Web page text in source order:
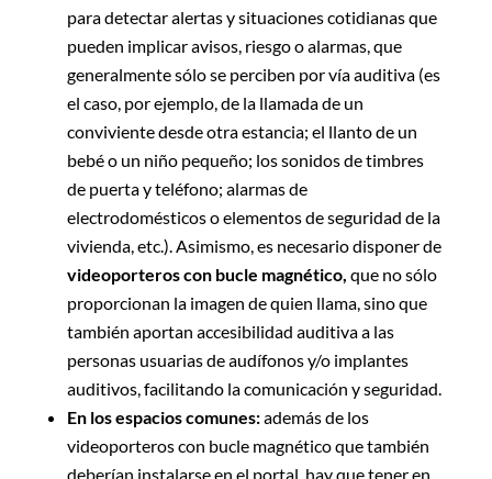
para detectar alertas y situaciones cotidianas que
pueden implicar avisos, riesgo o alarmas, que
generalmente sólo se perciben por vía auditiva (es
el caso, por ejemplo, de la llamada de un
conviviente desde otra estancia; el llanto de un
bebé o un niño pequeño; los sonidos de timbres
de puerta y teléfono; alarmas de
electrodomésticos o elementos de seguridad de la
vivienda, etc.). Asimismo, es necesario disponer de
videoporteros con bucle magnético, que no sólo
proporcionan la imagen de quien llama, sino que
también aportan accesibilidad auditiva a las
personas usuarias de audífonos y/o implantes
auditivos, facilitando la comunicación y seguridad.
En los espacios comunes:además de los
videoporteros con bucle magnético que también
deberían instalarse en el portal, hay que tener en